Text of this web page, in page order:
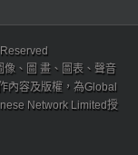
、圖 畫、圖表、聲音
內容及版權，為Global
Network Limited授